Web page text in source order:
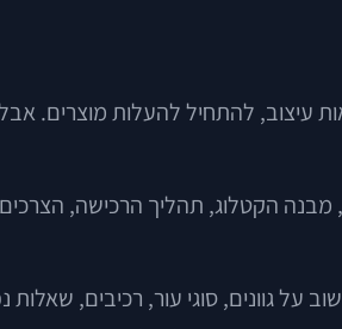
עיצוב, להתחיל להעלות מוצרים.
הקטלוג, תהליך הרכישה,
גוונים, סוגי עור, רכיבים, שאלות